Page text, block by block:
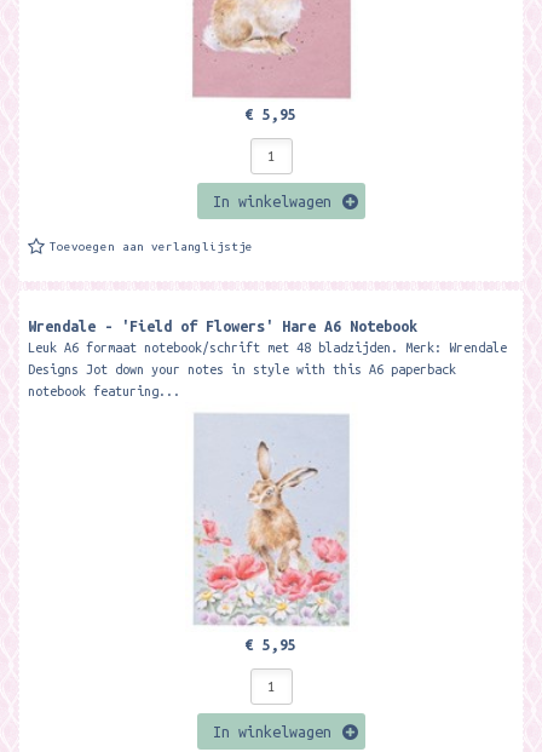
€ 5,95
In winkelwagen
Toevoegen aan verlanglijstje
Wrendale - 'Field of Flowers' Hare A6 Notebook
Leuk A6 formaat notebook/schrift met 48 bladzijden. Merk: Wrendale
Designs Jot down your notes in style with this A6 paperback
notebook featuring...
€ 5,95
In winkelwagen